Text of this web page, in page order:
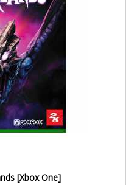
[Xbox One]